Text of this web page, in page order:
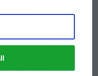
the
– this
is used
the